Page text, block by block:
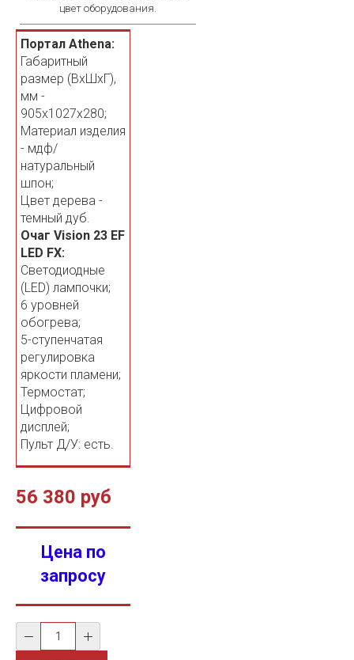
цвет оборудования.
Портал Athena:
Габаритный
размер (ВхШхГ),
мм -
905х1027х280;
Материал изделия
- мдф/
натуральный
шпон;
Цвет дерева -
темный дуб.
Очаг Vision 23 EF
LED FX:
Светодиодные
(LED) лампочки;
6 уровней
обогрева;
5-ступенчатая
регулировка
яркости пламени;
Термостат;
Цифровой
дисплей;
Пульт Д/У: есть.
56 380 руб
Цена по
запросу